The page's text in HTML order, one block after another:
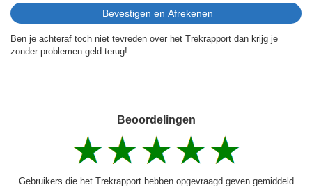
Ben je achteraf toch niet tevreden over het Trekrapport dan krijg je
zonder problemen geld terug!
Beoordelingen
Gebruikers die het Trekrapport hebben opgevraagd geven gemiddeld